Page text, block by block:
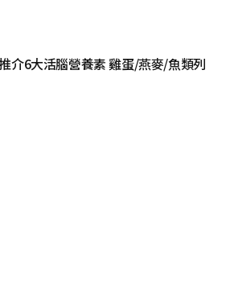
介6大活腦營養素 雞蛋/燕麥/魚類列